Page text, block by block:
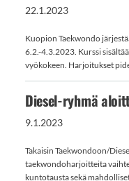
22.1.2023
Kuopion Taekwondo
6.2.-4.3.2023. Kurssi
vyökokeen. Harjoitukset
Diesel-ryhmä
9.1.2023
Takaisin Taekwondoon/
taekwondoharjoitteita
kuntotausta sekä